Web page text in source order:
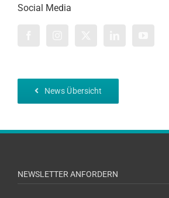
Social Media
News Übersicht
NEWSLETTER ANFORDERN